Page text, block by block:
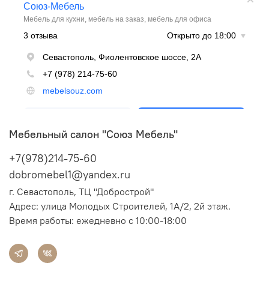
Мебельный салон "Союз Мебель"
+7(978)214-75-60
dobromebel1@yandex.ru
г. Севастополь, ТЦ "Добрострой"
Адрес: улица Молодых Строителей, 1А/2, 2й этаж.
Время работы: ежедневно с 10:00-18:00